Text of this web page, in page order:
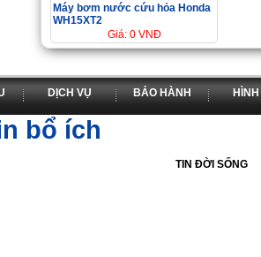
Máy bơm nước cứu hỏa Honda
WH15XT2
Giá: 0 VNĐ
DỊCH VỤ BẢO HÀNH
bổ ích
TIN ĐỜI SỐNG